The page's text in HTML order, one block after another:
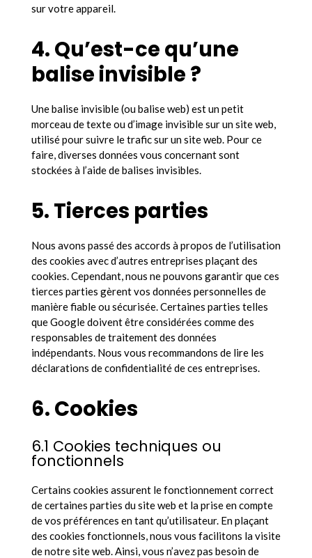
sur votre appareil.
4. Qu’est-ce qu’une
balise invisible ?
Une balise invisible (ou balise web) est un petit
morceau de texte ou d’image invisible sur un site web,
utilisé pour suivre le trafic sur un site web. Pour ce
faire, diverses données vous concernant sont
stockées à l’aide de balises invisibles.
5. Tierces parties
Nous avons passé des accords à propos de l’utilisation
des cookies avec d’autres entreprises plaçant des
cookies. Cependant, nous ne pouvons garantir que ces
tierces parties gèrent vos données personnelles de
manière fiable ou sécurisée. Certaines parties telles
que Google doivent être considérées comme des
responsables de traitement des données
indépendants. Nous vous recommandons de lire les
déclarations de confidentialité de ces entreprises.
6. Cookies
6.1 Cookies techniques ou
fonctionnels
Certains cookies assurent le fonctionnement correct
de certaines parties du site web et la prise en compte
de vos préférences en tant qu’utilisateur. En plaçant
des cookies fonctionnels, nous vous facilitons la visite
de notre site web. Ainsi, vous n’avez pas besoin de